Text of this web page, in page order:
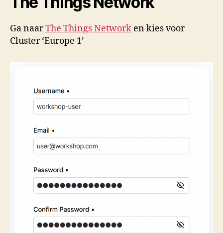
Ga naarThe Things Network en kies voor
Cluster ‘Europe 1’